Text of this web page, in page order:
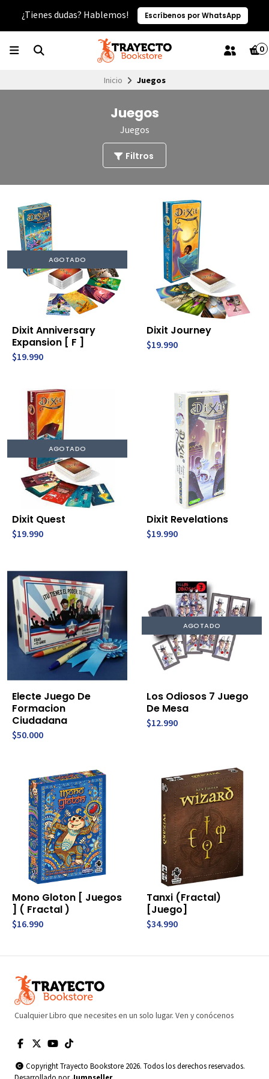
¿Tienes dudas? Hablemos! Escríbenos por WhatsApp
0
Inicio Juegos
Juegos
Juegos
Filtros
AGOTADO
Dixit Anniversary
Expansion [ F ]
$19.990
Dixit Journey
$19.990
AGOTADO
Dixit Quest
$19.990
Dixit Revelations
$19.990
Electe Juego De
Formacion
Ciudadana
$50.000
AGOTADO
Los Odiosos 7 Juego
De Mesa
$12.990
Mono Gloton [ Juegos
] ( Fractal )
$16.990
Tanxi (Fractal)
[Juego]
$34.990
Cualquier Libro que necesites en un solo lugar. Ven y conócenos
Copyright Trayecto Bookstore 2026. Todos los derechos reservados.
Desarrollado porJumpseller.